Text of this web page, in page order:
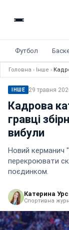
Футбол
Головна › Інше ›
ІНШЕ 29 травня
Кадрова
гравці
вибули
Новий керманич
перекроювати
поєдинком.
Катерина
Спортивна